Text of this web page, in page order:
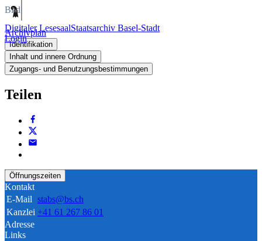
Digitaler LesesaalStaatsarchiv Basel-Stadt
Login
Bild
Archivplan
Identifikation
Inhalt und innere Ordnung
Zugangs- und Benutzungsbestimmungen
Teilen
Öffnungszeiten
Kontakt
E-Mail stabs@bs.ch
Kanzlei +41 61 267 86 01
Adresse
Links